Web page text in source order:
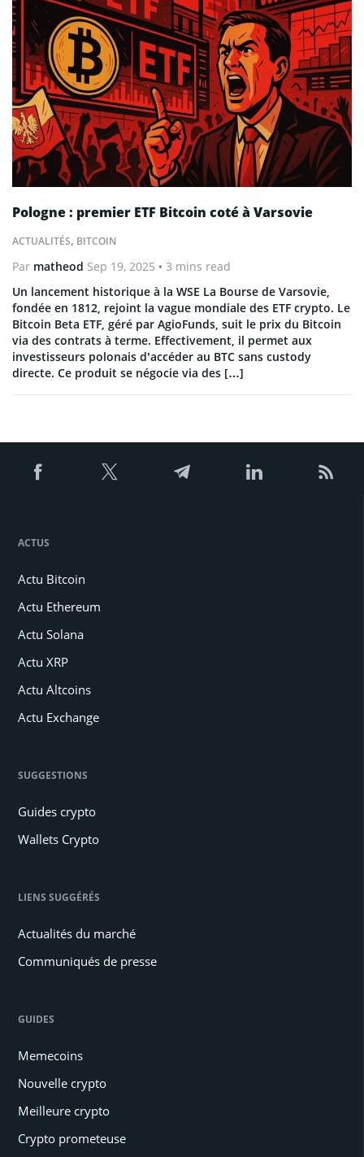
ACTUALITÉS, BITCOIN
Pologne : premier ETF Bitcoin coté à Varsovie
Par matheod Sep 19, 2025 • 3 mins read
Un lancement historique à la WSE La Bourse de Varsovie,
fondée en 1812, rejoint la vague mondiale des ETF crypto. Le
Bitcoin Beta ETF, géré par AgioFunds, suit le prix du Bitcoin
via des contrats à terme. Effectivement, il permet aux
investisseurs polonais d’accéder au BTC sans custody
directe. Ce produit se négocie via des […]
ACTUS
Actu Bitcoin
Actu Ethereum
Actu Solana
Actu XRP
Actu Altcoins
Actu Exchange
SUGGESTIONS
Guides crypto
Wallets Crypto
LIENS SUGGÉRÉS
Actualités du marché
Communiqués de presse
GUIDES
Memecoins
Nouvelle crypto
Meilleure crypto
Crypto prometeuse